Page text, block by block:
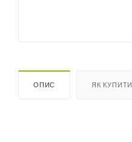
ОПИС ЯК КУПИТИ